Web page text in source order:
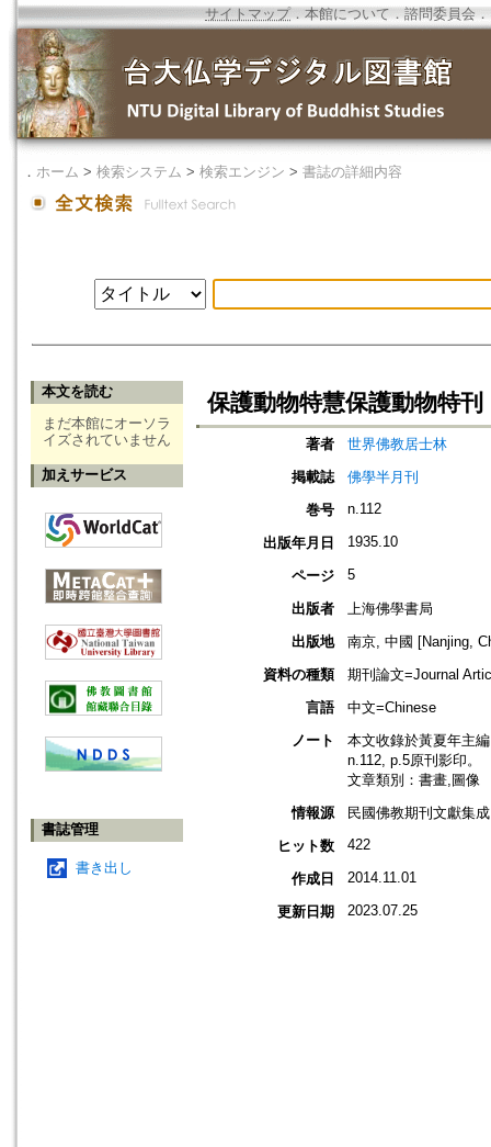
サイトマップ．本館について ． 諮問委員会 ．
． ホーム > 検索システム > 検索エンジン > 書誌の詳細内容
本文を読む
まだ本館にオーソラ
イズされていません
加えサービス
書誌管理
書き出し
保護動物特慧保護動物特刊
著者
世界佛教居士林
掲載誌
佛學半月刊
巻号
n.112
出版年月日 1935.10
ページ 5
出版者
上海佛學書局
出版地
南京, 中國 [Nanjing,
資料の種類
期刊論文=Journal
言語
中文=Chinese
ノート
本文收錄於黃夏年主
n.112, p.5原刊影印。
文章類別：書畫,圖像
情報源
民國佛教期刊文獻集
ヒット数
422
作成日 2014.11.01
更新日期 2023.07.25